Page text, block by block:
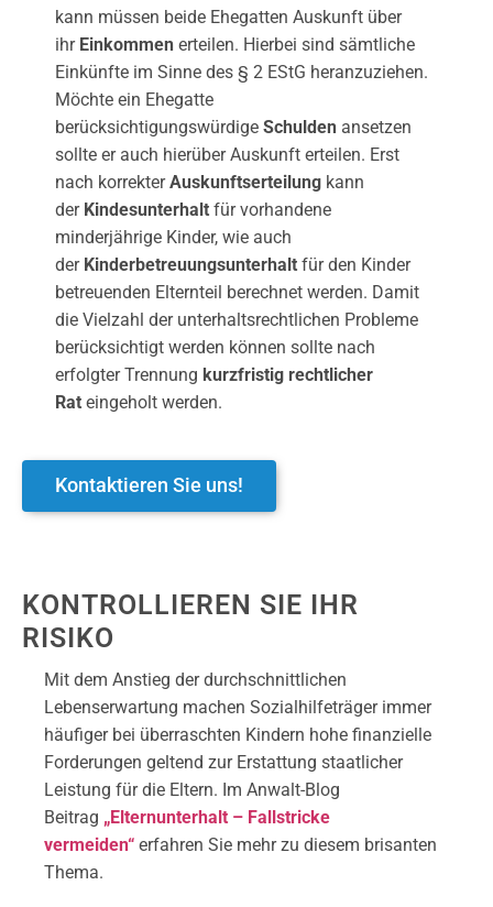
kann müssen beide Ehegatten Auskunft über
ihr Einkommen erteilen. Hierbei sind sämtliche
Einkünfte im Sinne des § 2 EStG heranzuziehen.
Möchte ein Ehegatte
berücksichtigungswürdige Schulden ansetzen
sollte er auch hierüber Auskunft erteilen. Erst
nach korrekterAuskunftserteilung kann
der Kindesunterhalt für vorhandene
minderjährige Kinder, wie auch
der Kinderbetreuungsunterhalt für den Kinder
betreuenden Elternteil berechnet werden. Damit
die Vielzahl der unterhaltsrechtlichen Probleme
berücksichtigt werden können sollte nach
erfolgter Trennung kurzfristig rechtlicher
Rat eingeholt werden.
Kontaktieren Sie uns!
KONTROLLIEREN SIE IHR
RISIKO
Mit dem Anstieg der durchschnittlichen
Lebenserwartung machen Sozialhilfeträger immer
häufiger bei überraschten Kindern hohe finanzielle
Forderungen geltend zur Erstattung staatlicher
Leistung für die Eltern. Im Anwalt-Blog
Beitrag „Elternunterhalt – Fallstricke
vermeiden“ erfahren Sie mehr zu diesem brisanten
Thema.